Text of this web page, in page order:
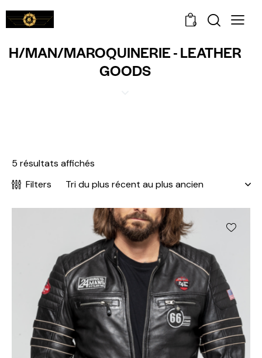
0
H/MAN/MAROQUINERIE - LEATHER
GOODS
5 résultats affichés
Filters